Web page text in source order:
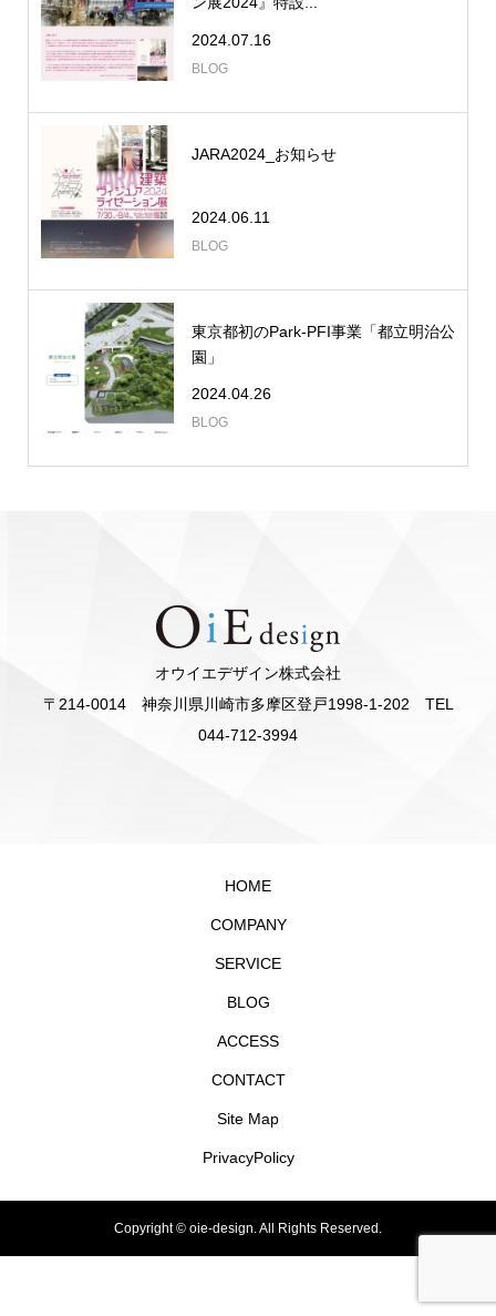
2024.07.16
BLOG
JARA2024_お知らせ
2024.06.11
BLOG
東京都初のPark-PFI事業「都立明治公
園」
2024.04.26
BLOG
オウイエデザイン株式会社
〒214-0014 神奈川県川崎市多摩区登戸1998-1-202 TEL
044-712-3994
HOME
COMPANY
SERVICE
BLOG
ACCESS
CONTACT
Site Map
PrivacyPolicy
Copyright © oie-design. All Rights Reserved.